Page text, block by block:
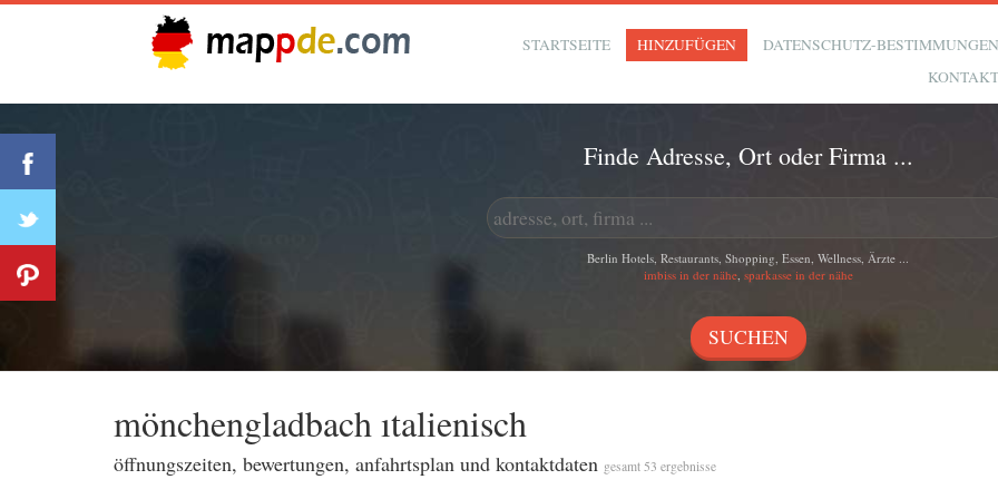
STARTSEITE HINZUFÜGEN
DATENSCHUTZ-
Finde Adresse, Ort oder Firma ...
Berlin Hotels, Restaurants, Shopping, Essen, Wellness, Ärzte ...
imbiss in der nähe, sparkasse in der nähe
mönchengladbach ıtalienisch
öffnungszeiten, bewertungen, anfahrtsplan und kontaktdaten gesamt 53 ergebnisse